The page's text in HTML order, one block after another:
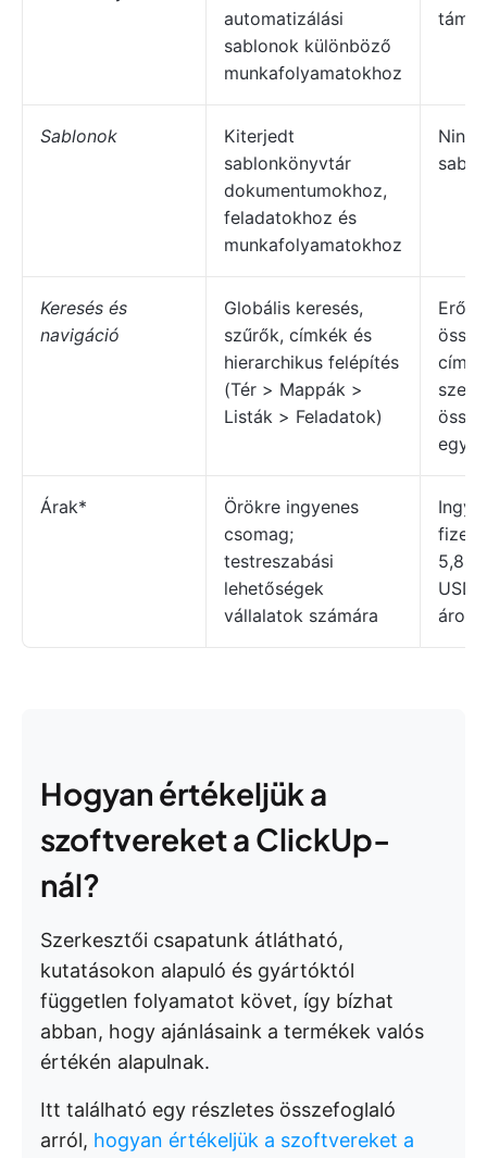
automatizálási
sablonok különböző
munkafolyamatokhoz
Sablonok
Kiterjedt
sablonkönyvtár
dokumentumokhoz,
feladatokhoz és
munkafolyamatokhoz
Keresés és
navigáció
Globális keresés,
szűrők, címkék és
hierarchikus felépítés
(Tér > Mappák >
Listák > Feladatok)
Erős
Árak*
Örökre ingyenes
csomag;
testreszabási
lehetőségek
vállalatok számára
5,84
áron
Hogyan értékeljük a
szoftvereket a ClickUp-
nál?
Szerkesztői csapatunk átlátható,
kutatásokon alapuló és gyártóktól
független folyamatot követ, így bízhat
abban, hogy ajánlásaink a termékek valós
értékén alapulnak.
Itt található egy részletes összefoglaló
arról, hogyan értékeljük a szoftvereket a